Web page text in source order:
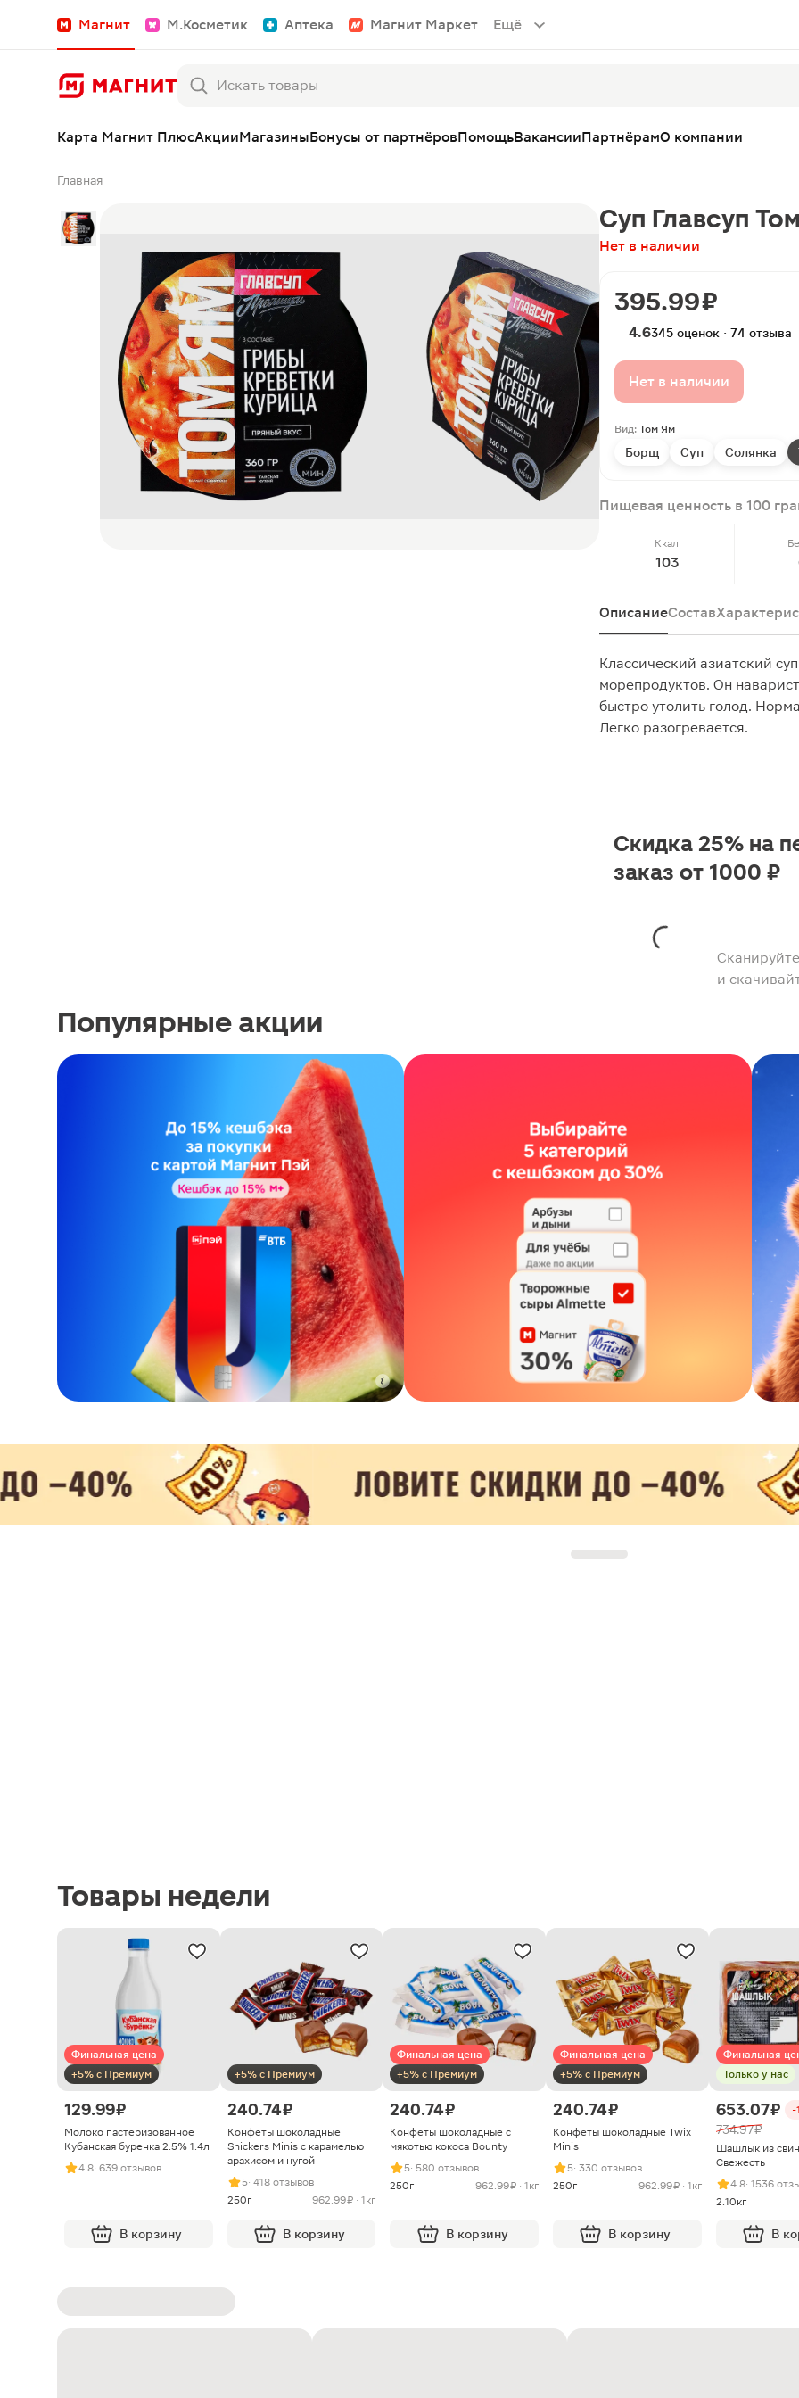
Магнит М.Косметик Аптека Магнит Маркет Ещё
Карта Магнит ПлюсАкцииМагазиныБонусы от партнёровПомощьВакансииПартнёрамО компании
Главная
Суп Главсуп
Нет в наличии
395.99 ₽
4.6345 оценок · 74 отзыва
Нет в наличии
Вид: Том Ям
Борщ Суп Солянка
Пищевая ценность в 100
Ккал
103
ОписаниеСостав
Классический азиатский
морепродуктов. Он
быстро утолить голод.
Легко разогревается.
и
Скидка 25% на
заказ от 1000 ₽
Популярные акции
Товары недели
Финальная цена
+5% с Премиум
129.99 ₽
Молоко пастеризованное
Кубанская буренка 2.5% 1.4л
4.8· 639 отзывов
В корзину
+5% с Премиум
240.74 ₽
Конфеты шоколадные
Snickers Minis с карамелью
арахисом и нугой
5· 418 отзывов
250г
962.99 ₽ · 1кг
В корзину
Финальная цена
+5% с Премиум
240.74 ₽
Конфеты шоколадные с
мякотью кокоса Bounty
5· 580 отзывов
250г
962.99 ₽ · 1кг
В корзину
Финальная цена
+5% с Премиум
240.74 ₽
Конфеты шоколадные Twix
Minis
5· 330 отзывов
250г
962.99 ₽ · 1кг
В корзину
Финальная
Только у нас
653.07 ₽ -
734.97 ₽
Шашлык из
Свежесть
4.8· 1536
2.10кг
В